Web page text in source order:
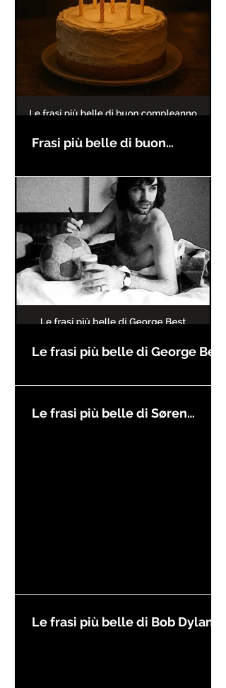
Frasi più belle di buon
Le frasi più belle di George Best
Le frasi più belle di Søren
Le frasi più belle di Bob Dylan